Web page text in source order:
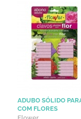
ADUBO SÓLIDO
COM FLORES